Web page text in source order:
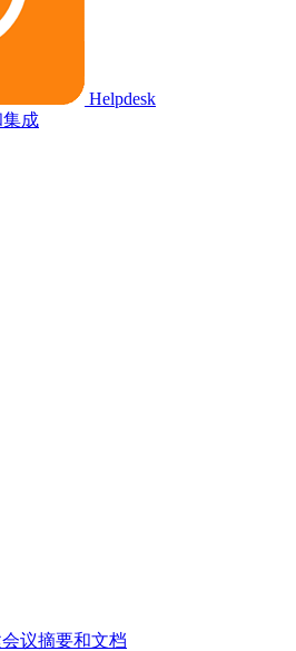
Helpdesk
集成
议摘要和文档